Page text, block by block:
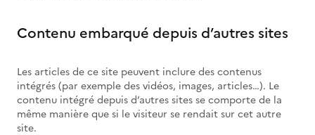
Contenu embarqué depuis d’autres sites
Les articles de ce site peuvent inclure des contenus
intégrés (par exemple des vidéos, images, articles…). Le
contenu intégré depuis d’autres sites se comporte de la
même manière que si le visiteur se rendait sur cet autre
site.